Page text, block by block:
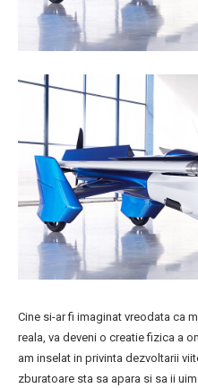
Cine si-ar fi imaginat vreodata ca
reala, va deveni o creatie fizica a
am inselat in privinta dezvoltarii
zburatoare sta sa apara si sa ii